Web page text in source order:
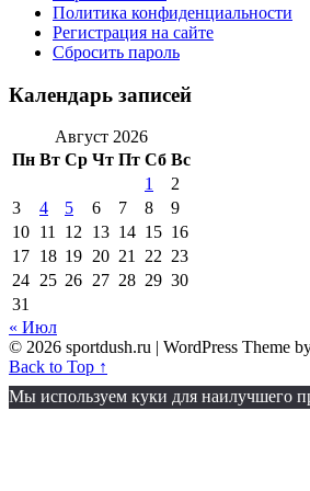
Политика конфиденциальности
Регистрация на сайте
Сбросить пароль
Календарь записей
Август 2026
Пн Вт Ср Чт Пт Сб Вс
1
2
3
4 5 6 7 8
9
10 11 12 13 14 15 16
17 18 19 20 21 22 23
24 25 26 27 28 29 30
31
« Июл
© 2026 sportdush.ru | WordPress Theme
Back to Top ↑
Мы используем куки для наилучшего